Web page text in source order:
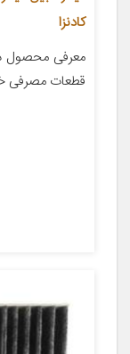
کادنزا
معرفی محصول
قطعات مصرفی